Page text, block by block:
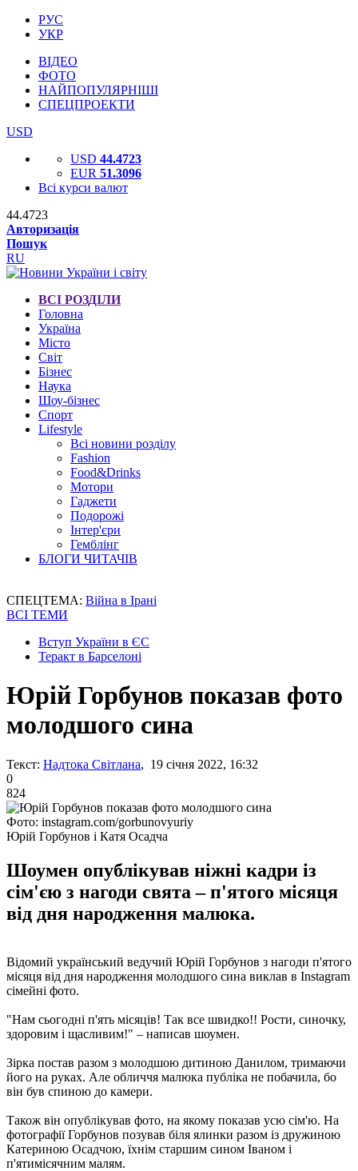
РУС
УКР
ВІДЕО
ФОТО
НАЙПОПУЛЯРНІШІ
СПЕЦПРОЕКТИ
USD
USD 44.4723
EUR 51.3096
Всі курси валют
44.4723
Авторизація
Пошук
RU
ВСІ РОЗДІЛИ
Головна
Україна
Місто
Світ
Бізнес
Наука
Шоу-бізнес
Спорт
Lifestyle
Всі новини розділу
Fashion
Food&Drinks
Мотори
Гаджети
Подорожі
Інтер'єри
Гемблінг
БЛОГИ ЧИТАЧІВ
СПЕЦТЕМА: Війна в Ірані
ВСІ ТЕМИ
Вступ України в ЄС
Теракт в Барселоні
Юрій Горбунов показав фото
молодшого сина
Текст: Надтока Світлана, 19 січня 2022, 16:32
0
824
Фото: instagram.com/gorbunovyuriy
Юрій Горбунов і Катя Осадча
Шоумен опублікував ніжні кадри із
сім'єю з нагоди свята – п'ятого місяця
від дня народження малюка.
Відомий український ведучий Юрій Горбунов з нагоди п'ятого
місяця від дня народження молодшого сина виклав в Instagram
сімейні фото.
"Нам сьогодні п'ять місяців! Так все швидко!! Рости, синочку,
здоровим і щасливим!" – написав шоумен.
Зірка постав разом з молодшою ​​дитиною Данилом, тримаючи
його на руках. Але обличчя малюка публіка не побачила, бо
він був спиною до камери.
Також він опублікував фото, на якому показав усю сім'ю. На
фотографії Горбунов позував біля ялинки разом із дружиною
Катериною Осадчою, їхнім старшим сином Іваном і
п'ятимісячним малям.